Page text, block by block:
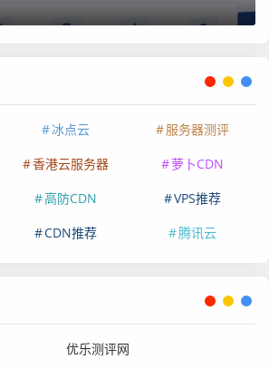
300Mb
2T ¥159元
500Mb
4T
冰点云
服务器测评
香港云服务器
萝卜CDN
高防CDN
VPS推荐
CDN推荐 腾讯云
优乐测评网